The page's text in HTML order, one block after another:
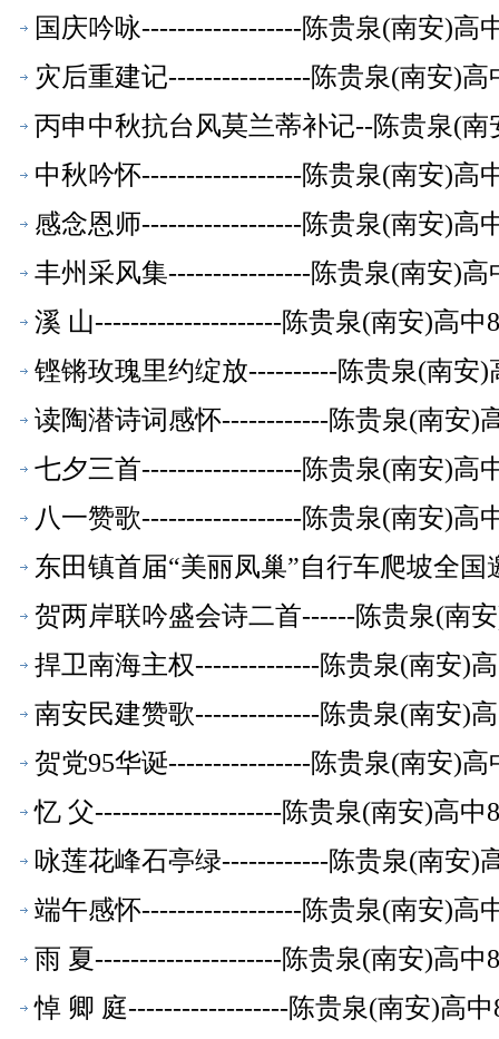
国庆吟咏------------------陈贵泉(南安)高
灾后重建记----------------陈贵泉(南安)高
丙申中秋抗台风莫兰蒂补记--陈贵泉(
中秋吟怀------------------陈贵泉(南安)高
感念恩师------------------陈贵泉(南安)高
丰州采风集----------------陈贵泉(南安)高
溪 山---------------------陈贵泉(南安)高中
铿锵玫瑰里约绽放----------陈贵泉(南安)
读陶潜诗词感怀------------陈贵泉(南安)
七夕三首------------------陈贵泉(南安)高
八一赞歌------------------陈贵泉(南安)高
东田镇首届“美丽凤巢”自行车爬坡全
萃】
贺两岸联吟盛会诗二首------陈贵泉(南
捍卫南海主权--------------陈贵泉(南安)
南安民建赞歌--------------陈贵泉(南安)
贺党95华诞----------------陈贵泉(南安)高
忆 父---------------------陈贵泉(南安)高中
咏莲花峰石亭绿------------陈贵泉(南安)
端午感怀------------------陈贵泉(南安)高
雨 夏---------------------陈贵泉(南安)高中
悼 卿 庭------------------陈贵泉(南安)高